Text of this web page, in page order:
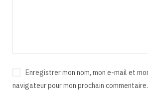
Enregistrer mon nom, mon e-mail et
navigateur pour mon prochain commentaire.